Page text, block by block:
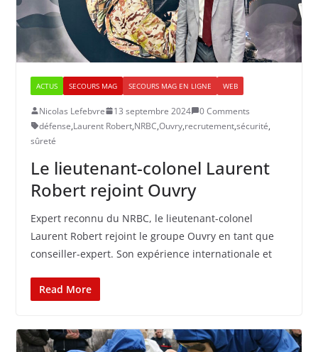
ACTUS SECOURS MAG SECOURS MAG EN LIGNE WEB
Nicolas Lefebvre 13 septembre 2024
0 Comments
défense,Laurent Robert,NRBC,Ouvry,recrutement,sécurité,
sûreté
​​Le lieutenant-colonel Laurent
Robert rejoint Ouvry
Expert reconnu du NRBC, le lieutenant-colonel
Laurent Robert rejoint le groupe Ouvry en tant que
conseiller-expert. Son expérience internationale et
Read More